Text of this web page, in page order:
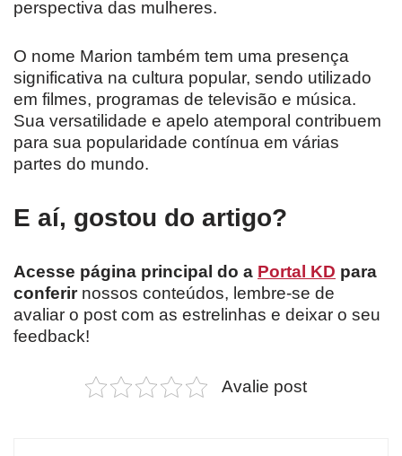
perspectiva das mulheres.
O nome Marion também tem uma presença
significativa na cultura popular, sendo utilizado
em filmes, programas de televisão e música.
Sua versatilidade e apelo atemporal contribuem
para sua popularidade contínua em várias
partes do mundo.
E aí, gostou do artigo?
Acesse página principal do a Portal KD para
conferirnossos conteúdos, lembre-se de
avaliar o post com as estrelinhas e deixar o seu
feedback!
Avalie post